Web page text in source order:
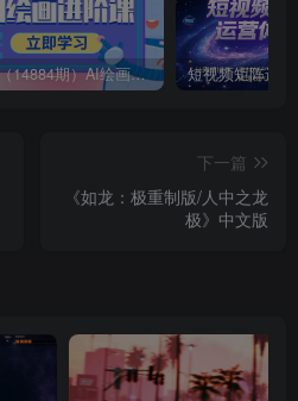
（14884期）AI绘画进阶课，涵盖电商摄影等多领域，PS操作与AI工具使用全面教学
下一篇
《如龙：极重制版/人中之龙
极》中文版